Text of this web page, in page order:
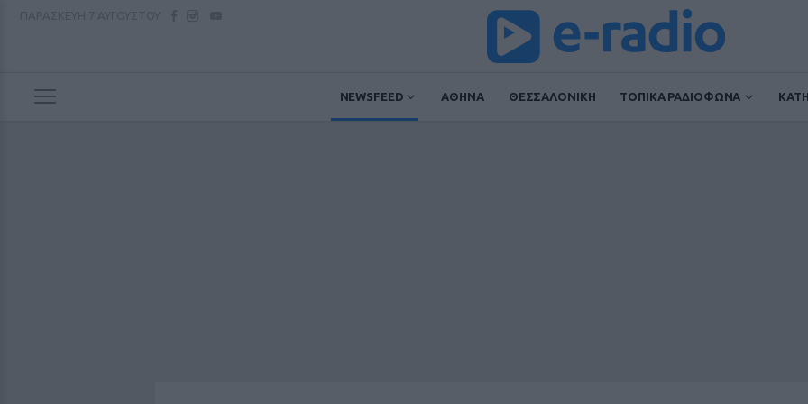
NEWSFEED ΑΘΗΝΑ ΘΕΣΣΑΛΟΝΙΚΗ ΤΟΠΙΚΑ ΡΑΔΙΟΦΩΝΑ